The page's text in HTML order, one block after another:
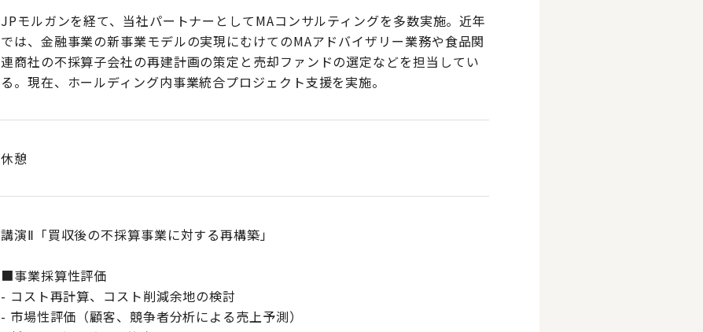
JPモルガンを経て、当社パートナーとしてMAコンサルティングを多数実施。近年
では、金融事業の新事業モデルの実現にむけてのMAアドバイザリー業務や食品関
連商社の不採算子会社の再建計画の策定と売却ファンドの選定などを担当してい
る。現在、ホールディング内事業統合プロジェクト支援を実施。
休憩
講演Ⅱ「買収後の不採算事業に対する再構築」
■事業採算性評価
- コスト再計算、コスト削減余地の検討
- 市場性評価（顧客、競争者分析による売上予測）